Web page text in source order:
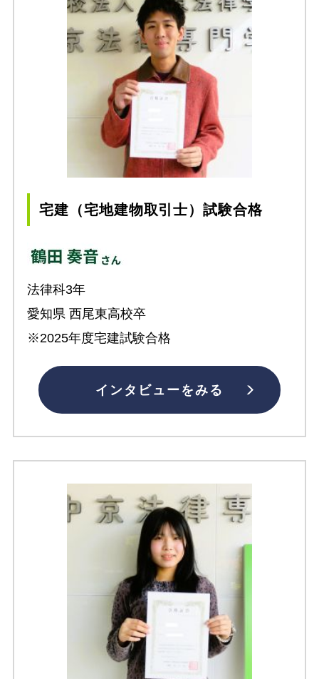
宅建（宅地建物取引士）試験合格
法律科3年
愛知県 西尾東高校卒
※2025年度宅建試験合格
インタビューをみる